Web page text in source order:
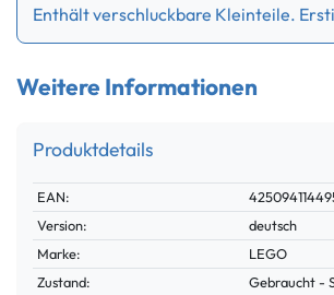
Enthält verschluckbare Kleinteile.
Weitere Informationen
Produktdetails
Technisches
Merkmal
Wert
EAN:
Version:
deutsch
Marke:
LEGO
Zustand:
Gebraucht -